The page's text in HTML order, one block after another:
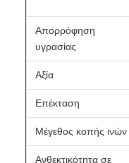
Απορρόφηση
υγρασίας
Αξία
Επέκταση
Μέγεθος κοπής ινών
Ανθεκτικότητα σε